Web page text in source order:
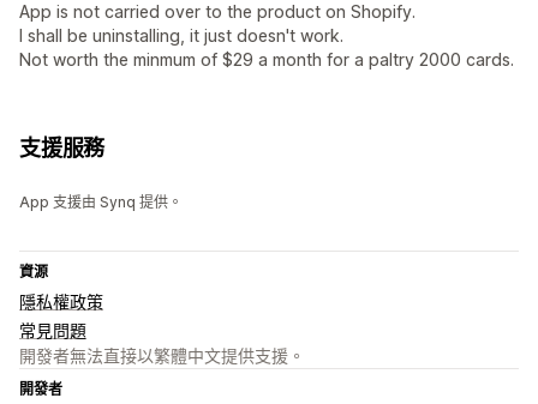
App is not carried over to the product on Shopify.
I shall be uninstalling, it just doesn't work.
Not worth the minmum of $29 a month for a paltry 2000 cards.
支援服務
App 支援由 Synq 提供。
資源
隱私權政策
常見問題
開發者無法直接以繁體中文提供支援。
開發者